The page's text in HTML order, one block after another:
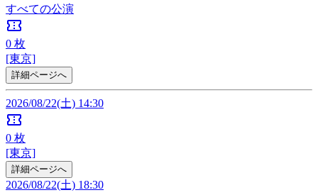
すべての公演
confirmation_number
0 枚
[東京]
詳細ページへ
2026/08/22(土) 14:30
confirmation_number
0 枚
[東京]
詳細ページへ
2026/08/22(土) 18:30